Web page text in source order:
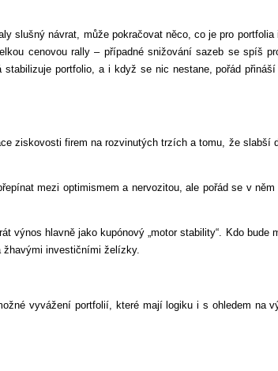
slušný návrat, může pokračovat něco, co je pro
cenovou rally – případné snižování sazeb se spíš
portfolio, a i když se nic nestane, pořád
ziskovosti firem na rozvinutých trzích a tomu, že slabší
mezi optimismem a nervozitou, ale pořád se v něm
hlavně jako kupónový „motor stability“. Kdo bude
investičními želízky.
vyvážení portfolií, které mají logiku i s ohledem na